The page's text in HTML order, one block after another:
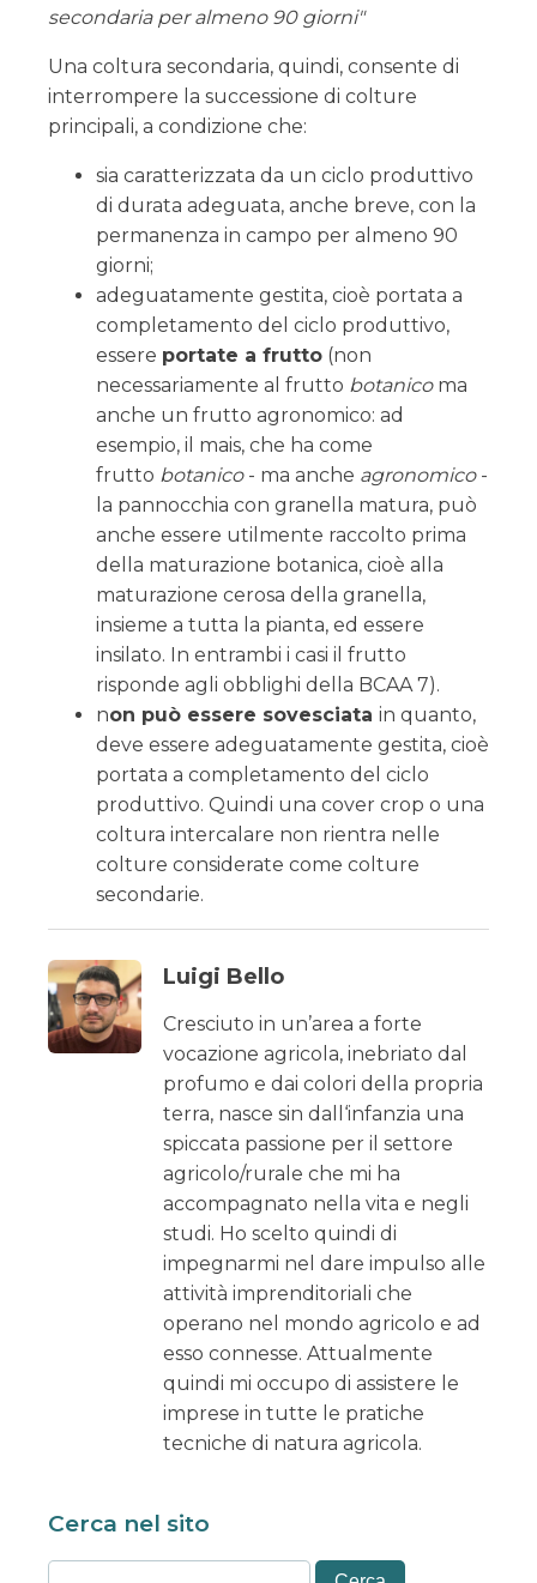
secondaria per almeno 90 giorni"
Una coltura secondaria, quindi, consente di
interrompere la successione di colture
principali, a condizione che:
sia caratterizzata da un ciclo produttivo
di durata adeguata, anche breve, con la
permanenza in campo per almeno 90
giorni;
adeguatamente gestita, cioè portata a
completamento del ciclo produttivo,
essere portate a frutto (non
necessariamente al frutto botanico ma
anche un frutto agronomico: ad
esempio, il mais, che ha come
frutto botanico - ma anche agronomico -
la pannocchia con granella matura, può
anche essere utilmente raccolto prima
della maturazione botanica, cioè alla
maturazione cerosa della granella,
insieme a tutta la pianta, ed essere
insilato. In entrambi i casi il frutto
risponde agli obblighi della BCAA 7).
non può essere sovesciata in quanto,
deve essere adeguatamente gestita, cioè
portata a completamento del ciclo
produttivo. Quindi una cover crop o una
coltura intercalare non rientra nelle
colture considerate come colture
secondarie.
Luigi Bello
Cresciuto in un’area a forte
vocazione agricola, inebriato dal
profumo e dai colori della propria
terra, nasce sin dall‘infanzia una
spiccata passione per il settore
agricolo/rurale che mi ha
accompagnato nella vita e negli
studi. Ho scelto quindi di
impegnarmi nel dare impulso alle
attività imprenditoriali che
operano nel mondo agricolo e ad
esso connesse. Attualmente
quindi mi occupo di assistere le
imprese in tutte le pratiche
tecniche di natura agricola.
Cerca nel sito